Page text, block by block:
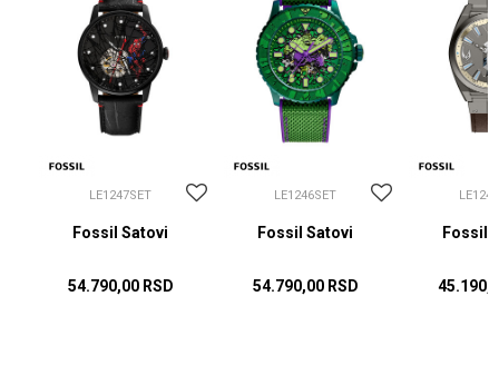
LE1247SET
Fossil Satovi
54.790,00 RSD
LE1246SET
Fossil Satovi
54.790,00 RSD
Fossil